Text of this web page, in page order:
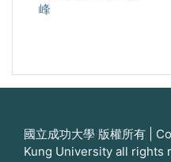
峰
國立成功大學 版權所有 |
Kung University all rights